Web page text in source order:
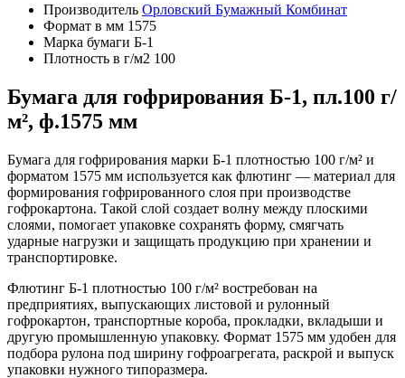
Производитель Орловский Бумажный Комбинат
Формат в мм 1575
Марка бумаги Б-1
Плотность в г/м2 100
Бумага для гофрирования Б-1, пл.100 г/
м², ф.1575 мм
Бумага для гофрирования марки Б-1 плотностью 100 г/м² и
форматом 1575 мм используется как флютинг — материал для
формирования гофрированного слоя при производстве
гофрокартона. Такой слой создает волну между плоскими
слоями, помогает упаковке сохранять форму, смягчать
ударные нагрузки и защищать продукцию при хранении и
транспортировке.
Флютинг Б-1 плотностью 100 г/м² востребован на
предприятиях, выпускающих листовой и рулонный
гофрокартон, транспортные короба, прокладки, вкладыши и
другую промышленную упаковку. Формат 1575 мм удобен для
подбора рулона под ширину гофроагрегата, раскрой и выпуск
упаковки нужного типоразмера.